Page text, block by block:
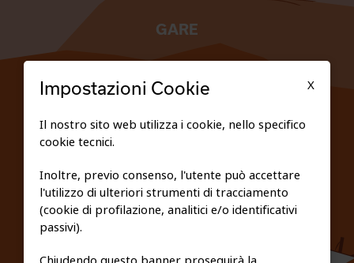
GARE
PRIVACY E COOKIE POLICY
X
Impostazioni Cookie
Il nostro sito web utilizza i cookie, nello specifico
cookie tecnici.
Inoltre, previo consenso, l'utente può accettare
l'utilizzo di ulteriori strumenti di tracciamento
(cookie di profilazione, analitici e/o identificativi
passivi).